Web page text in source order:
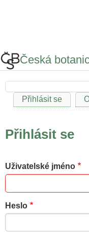
Česká
Hlavní
Přihlásit se
Přihlásit se
Uživatelské jméno
Heslo